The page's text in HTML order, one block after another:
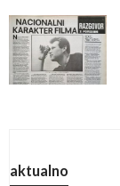
aktualno